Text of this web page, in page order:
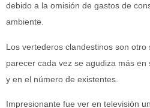
debido a la omisión de gastos de
ambiente.
Los vertederos clandestinos son
parecer cada vez se agudiza más
y en el número de existentes.
Impresionante fue ver en televisión